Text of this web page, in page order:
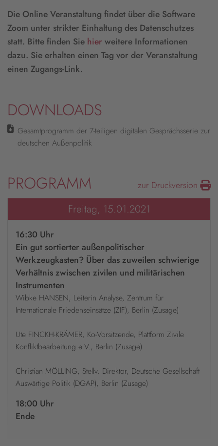
Die Online Veranstaltung findet über die Software
Zoom unter strikter Einhaltung des Datenschutzes
statt. Bitte finden Sie hier weitere Informationen
dazu. Sie erhalten einen Tag vor der Veranstaltung
einen Zugangs-Link.
DOWNLOADS
Gesamtprogramm der 7-teiligen digitalen Gesprächsserie zur
deutschen Außenpolitik
PROGRAMM zur Druckversion
Freitag, 15.01.2021
16:30 Uhr
Ein gut sortierter außenpolitischer
Werkzeugkasten? Über das zuweilen schwierige
Verhältnis zwischen zivilen und militärischen
Instrumenten
Wibke HANSEN, Leiterin Analyse, Zentrum für
Internationale Friedenseinsätze (ZIF), Berlin (Zusage)
Ute FINCKH-KRÄMER, Ko-Vorsitzende, Plattform Zivile
Konfliktbearbeitung e.V., Berlin (Zusage)
Christian MÖLLING, Stellv. Direktor, Deutsche Gesellschaft
Auswärtige Politik (DGAP), Berlin (Zusage)
18:00 Uhr
Ende